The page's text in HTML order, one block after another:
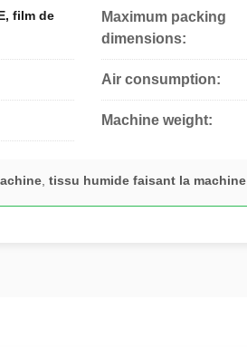
film de
Maximum packing
dimensions:
Air consumption:
Machine weight:
tissu humide faisant la machine